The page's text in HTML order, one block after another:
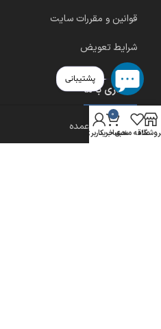
قوانین و مقررات سایت
شرایط تعویض
همکاری با ما
شرایط خرید عمده
پشتیبانی
علاقه مندی
0
سبد خرید
حساب کاربری من